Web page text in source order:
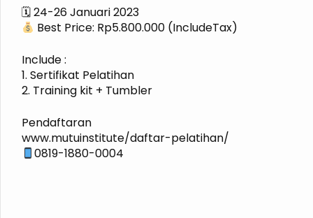
🗓 24-26 Januari 2023
Best Price: Rp5.800.000 (IncludeTax)
Include :
1. Sertifikat Pelatihan
2. Training kit + Tumbler
Pendaftaran
www.mutuinstitute/daftar-pelatihan/
0819-1880-0004